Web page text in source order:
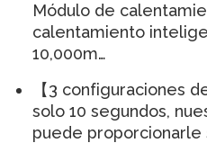
Módulo de
calentamiento
10,000m…
【3 configuraciones
solo 10 segundos,
puede proporcionarle